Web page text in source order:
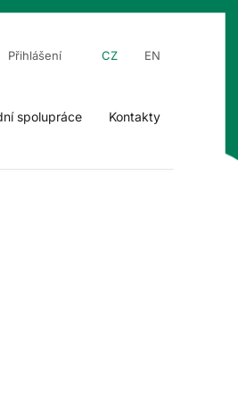
Přihlášení CZ EN
spolupráce Kontakty